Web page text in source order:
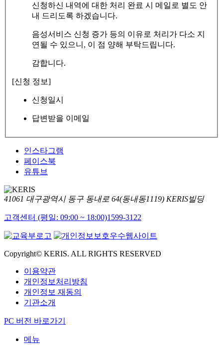
신청하신 내역에 대한 처리 완료 시 메일로 별도 안
내 드리도록 하겠습니다.
음성서비스 신청 증가 등의 이유로 처리가 다소 지
연될 수 있으니, 이 점 양해 부탁드립니다.
감합니다.
[신청 정보]
신청일시
답변받을 이메일
인스타그램
페이스북
유튜브
41061 대구광역시 동구 동내로 64(동내동1119) KERIS빌딩
고객센터 (평일: 09:00 ~ 18:00)1599-3122
Copyright© KERIS. ALL RIGHTS RESERVED
이용약관
개인정보처리방침
개인정보 재동의
기관소개
PC 버전 바로가기
메뉴